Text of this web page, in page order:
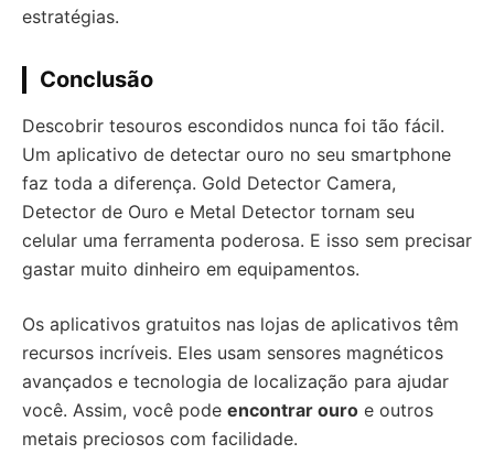
estratégias.
Conclusão
Descobrir tesouros escondidos nunca foi tão fácil.
Um aplicativo de detectar ouro no seu smartphone
faz toda a diferença. Gold Detector Camera,
Detector de Ouro e Metal Detector tornam seu
celular uma ferramenta poderosa. E isso sem precisar
gastar muito dinheiro em equipamentos.
Os aplicativos gratuitos nas lojas de aplicativos têm
recursos incríveis. Eles usam sensores magnéticos
avançados e tecnologia de localização para ajudar
você. Assim, você pode encontrar ouro e outros
metais preciosos com facilidade.